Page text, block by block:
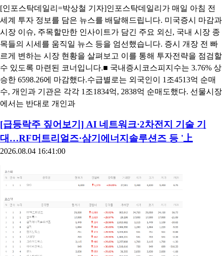
[인포스탁데일리=박상철 기자]인포스탁데일리가 매일 아침 전
세계 투자 정보를 담은 뉴스를 배달해드립니다. 미국증시 마감과
시장 이슈, 주목할만한 인사이트가 담긴 주요 외신, 국내 시장 종
목들의 시세를 움직일 뉴스 등을 엄선했습니다. 증시 개장 전 빠
르게 변하는 시장 현황을 살펴보고 이를 통해 투자전략을 점검할
수 있도록 마련된 코너입니다.■ 국내증시코스피지수는 3.76% 상
승한 6598.26에 마감했다.수급별로는 외국인이 1조4513억 순매
수, 개인과 기관은 각각 1조1834억, 2838억 순매도했다. 선물시장
에서는 반대로 개인과
[급등락주 짚어보기] AI 네트워크·2차전지 기술 기
대…RF머트리얼즈·삼기에너지솔루션즈 등 '上
2026.08.04 16:41:00